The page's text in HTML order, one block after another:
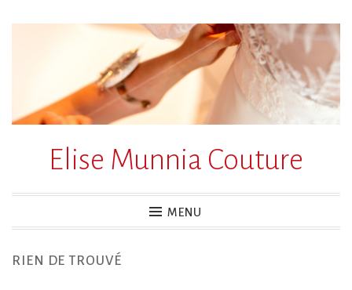
Elise Munnia Couture
MENU
RIEN DE TROUVÉ